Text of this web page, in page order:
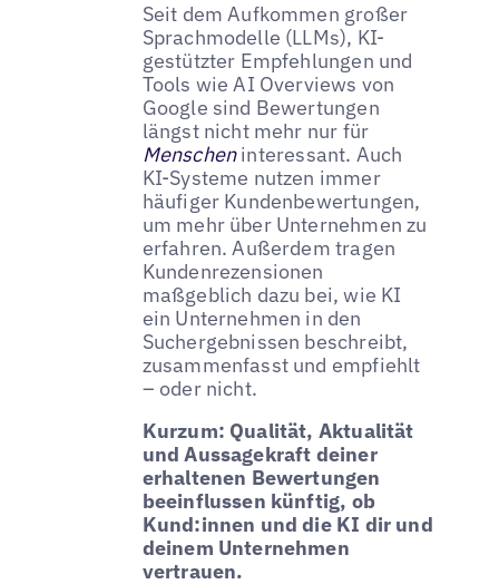
Seit dem Aufkommen großer
Sprachmodelle (LLMs), KI-
gestützter Empfehlungen und
Tools wie AI Overviews von
Google sind Bewertungen
längst nicht mehr nur für
Menscheninteressant. Auch
KI-Systeme nutzen immer
häufiger Kundenbewertungen,
um mehr über Unternehmen zu
erfahren. Außerdem tragen
Kundenrezensionen
maßgeblich dazu bei, wie KI
ein Unternehmen in den
Suchergebnissen beschreibt,
zusammenfasst und empfiehlt
– oder nicht.
Kurzum: Qualität, Aktualität
und Aussagekraft deiner
erhaltenen Bewertungen
beeinflussen künftig, ob
Kund:innen und die KI dir und
deinem Unternehmen
vertrauen.